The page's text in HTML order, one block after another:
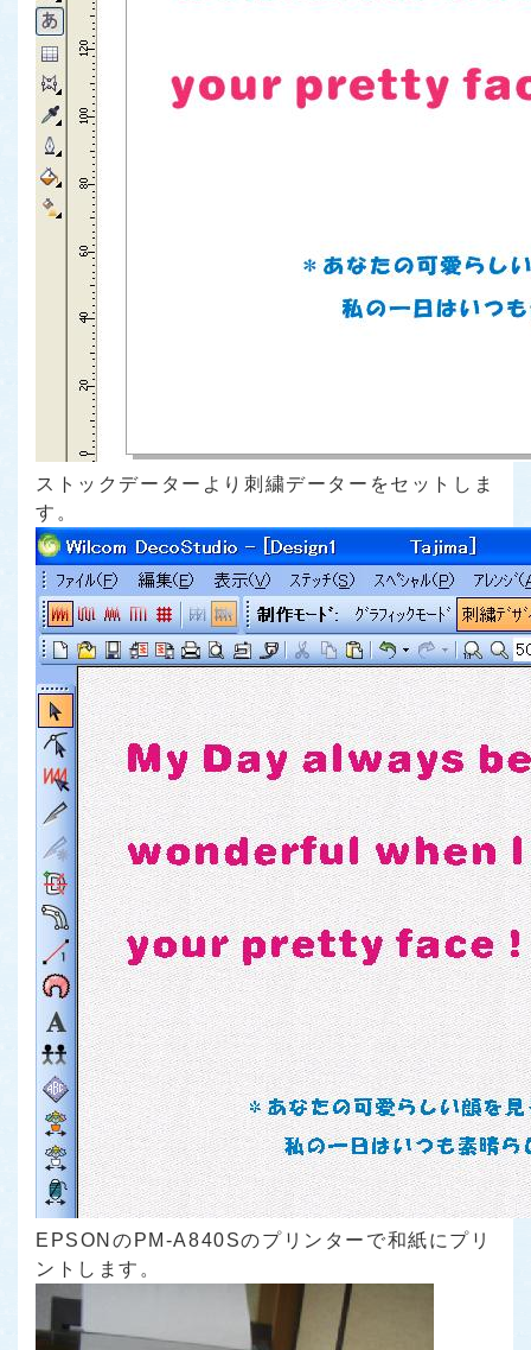
ストックデーターより刺繍データーをセットしま
す。
EPSONのPM-A840Sのプリンターで和紙にプリ
ントします。